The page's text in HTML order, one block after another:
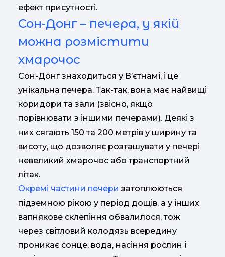
ефект присутності.
Сон-Донг – печера, у якій
можна розмістити
хмарочос
Сон-Донг знаходиться у В’єтнамі, і це
унікальна печера. Так-так, вона має найвищі
коридори та зали (звісно, якщо
порівнювати з іншими печерами). Деякі з
них сягають 150 та 200 метрів у ширину та
висоту, що дозволяє розташувати у печері
невеликий хмарочос або транспортний
літак.
Окремі частини печери затоплюються
підземною рікою у період дощів, а у інших
вапнякове склепіння обвалилося, тож
через світловий колодязь всередину
проникає сонце, вода, насіння рослин і